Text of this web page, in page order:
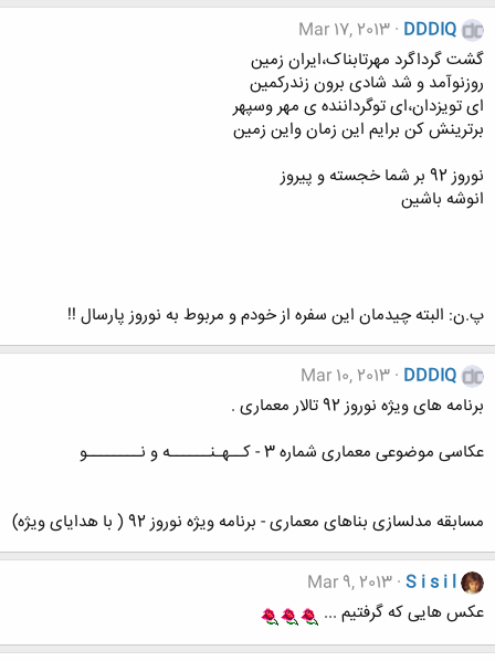
DDDIQ
Mar 17, 2013
گشت گرداگرد مهرتابناک،ایران زمین
روزنوآمد و شد شادی برون زندرکمین
ای تویزدان،ای توگرداننده ی مهر وسپهر
برترینش کن برایم این زمان واین زمین
نوروز 92 بر شما خجسته و پیروز
انوشه باشین
پ.ن: البته چیدمان این سفره از خودم و مربوط به نوروز پارسال !!
DDDIQ
Mar 10, 2013
برنامه های ویژه نوروز 92 تالار معماری .
عکاسی موضوعی معماری شماره 3 - کــهـنــــــه و نــــــــو
مسابقه مدلسازی بناهای معماری - برنامه ویژه نوروز 92 ( با هدایای ویژه)
S i s i l
Mar 9, 2013
عکس هایی که گرفتیم ...